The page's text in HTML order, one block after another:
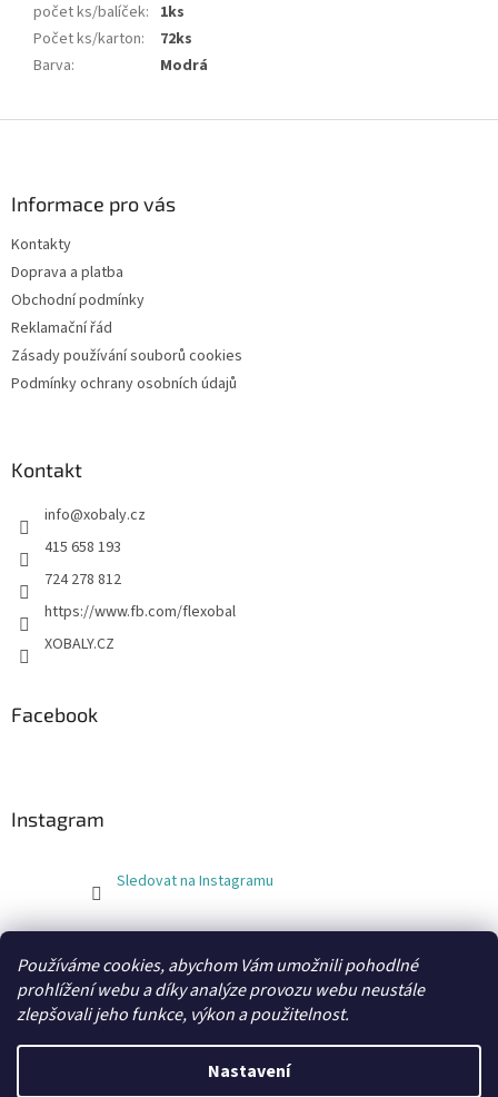
Používáme cookies, abychom Vám umožnili pohodlné
prohlížení webu a díky analýze provozu webu neustále
zlepšovali jeho funkce, výkon a použitelnost.
Nastavení
počet ks/balíček: 1ks
Počet ks/karton:
72ks
Barva: Modrá
Informace pro vás
Kontakty
Doprava a platba
Obchodní podmínky
Reklamační řád
Zásady používání souborů cookies
Podmínky ochrany osobních údajů
Kontakt
info@xobaly.cz
415 658 193
724 278 812
https://www.fb.com/flexobal
XOBALY.CZ
Facebook
Instagram
Sledovat na Instagramu